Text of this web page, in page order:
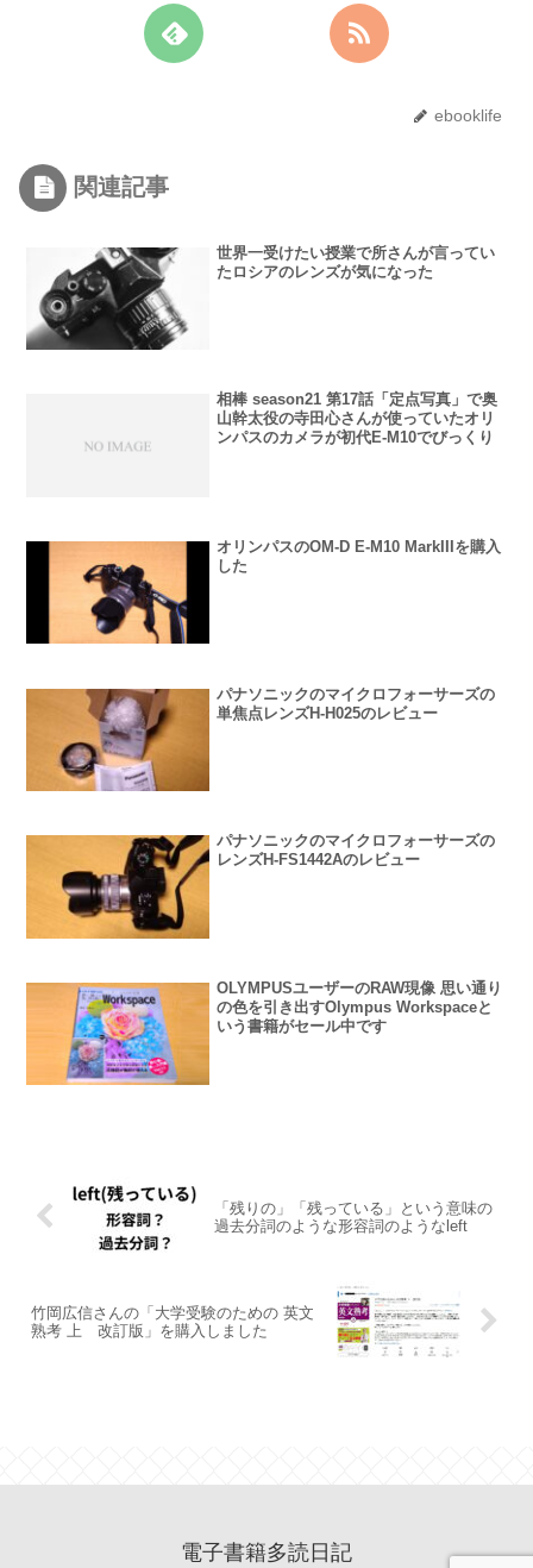
ebooklife
関連記事
世界一受けたい授業で所さんが言ってい
たロシアのレンズが気になった
相棒 season21 第17話「定点写真」で奥
山幹太役の寺田心さんが使っていたオリ
ンパスのカメラが初代E-M10でびっくり
オリンパスのOM-D E-M10 MarkIIIを購入
した
パナソニックのマイクロフォーサーズの
単焦点レンズH-H025のレビュー
パナソニックのマイクロフォーサーズの
レンズH-FS1442Aのレビュー
OLYMPUSユーザーのRAW現像 思い通り
の色を引き出すOlympus Workspaceと
いう書籍がセール中です
「残りの」「残っている」という意味の
過去分詞のような形容詞のようなleft
竹岡広信さんの「大学受験のための 英文
熟考 上 改訂版」を購入しました
電子書籍多読日記